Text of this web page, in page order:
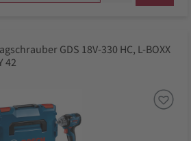
GDS 18V-330 HC, L-BOXX
42